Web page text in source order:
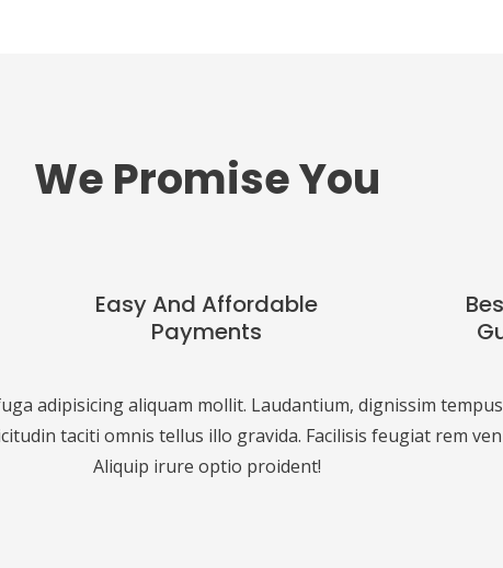
We Promise You
Easy And Affordable
Payments
adipisicing aliquam mollit. Laudantium, dignissim
taciti omnis tellus illo gravida. Facilisis feugiat rem
Aliquip irure optio proident!